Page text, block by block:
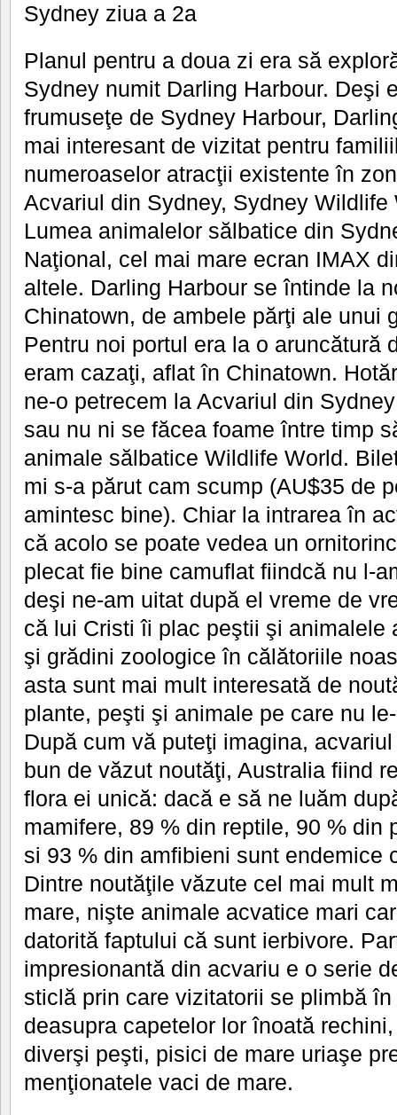
Sydney ziua a 2a
Planul pentru a doua zi era să
Sydney numit Darling Harbour. Deşi
frumuseţe de Sydney Harbour,
mai interesant de vizitat pentru
numeroaselor atracţii existente în
Acvariul din Sydney, Sydney Wildlife
Lumea animalelor sălbatice din
Naţional, cel mai mare ecran IMAX
altele. Darling Harbour se întinde la
Chinatown, de ambele părţi ale unui
Pentru noi portul era la o aruncătură
eram cazaţi, aflat în Chinatown.
ne-o petrecem la Acvariul din
sau nu ni se făcea foame între timp
animale sălbatice Wildlife World.
mi s-a părut cam scump (AU$35 de
amintesc bine). Chiar la intrarea în
că acolo se poate vedea un
plecat fie bine camuflat fiindcă nu l-
deşi ne-am uitat după el vreme de
că lui Cristi îi plac peştii şi animalele
şi grădini zoologice în călătoriile
asta sunt mai mult interesată de
plante, peşti şi animale pe care nu
După cum vă puteţi imagina,
bun de văzut noutăţi, Australia fiind
flora ei unică: dacă e să ne luăm
mamifere, 89 % din reptile, 90 % din
si 93 % din amfibieni sunt endemice
Dintre noutăţile văzute cel mai mult
mare, nişte animale acvatice mari
datorită faptului că sunt ierbivore.
impresionantă din acvariu e o serie
sticlă prin care vizitatorii se plimbă
deasupra capetelor lor înoată
diverşi peşti, pisici de mare uriaşe
menţionatele vaci de mare.